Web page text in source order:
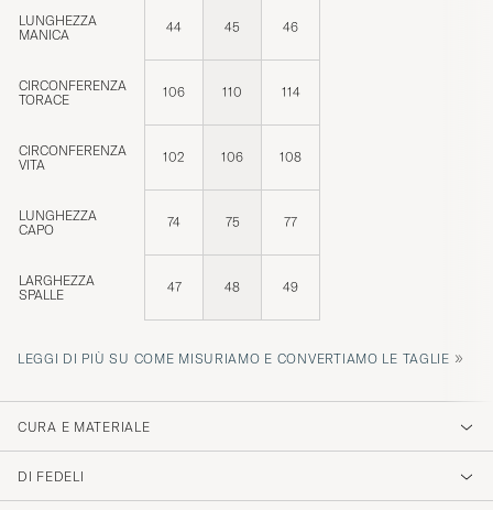
LUNGHEZZA
MANICA
44 45 46
CIRCONFERENZA
TORACE
106 110 114
CIRCONFERENZA
VITA
102 106 108
LUNGHEZZA
CAPO
74 75 77
LARGHEZZA
SPALLE
47 48 49
LEGGI DI PIÙ SU COME MISURIAMO E CONVERTIAMO LE TAGLIE »
CURA E MATERIALE
DI FEDELI